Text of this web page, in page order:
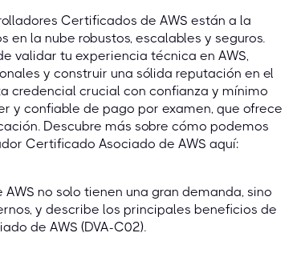
Certificados de AWS están a la
la nube robustos, escalables y seguros.
validar tu experiencia técnica en AWS,
y construir una sólida reputación en el
credencial crucial con confianza y mínimo
y confiable de pago por examen, que ofrece
Descubre más sobre cómo podemos
Certificado Asociado de AWS aquí:
no solo tienen una gran demanda, sino
y describe los principales beneficios de
de AWS (DVA-C02).